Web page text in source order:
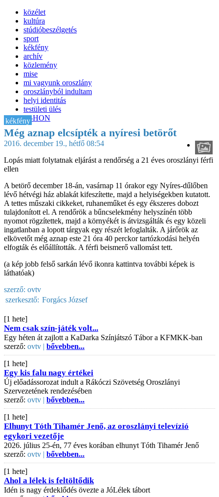
közélet
kultúra
stúdióbeszélgetés
sport
kékfény
archív
közlemény
mise
mi vagyunk oroszlány
oroszlányból indultam
helyi identitás
testületi ülés
IT-HON
kékfény
Még aznap elcsípték a nyíresi betörőt
2016. december 19., hétfő 08:54
Lopás miatt folytatnak eljárást a rendőrség a 21 éves oroszlányi férfi
ellen
A betörő december 18-án, vasárnap 11 órakor egy Nyíres-dűlőben
lévő hétvégi ház ablakát kifeszítette, majd a helyiségekben kutatott.
A tettes műszaki cikkeket, ruhaneműket és egy ékszeres dobozt
tulajdonított el. A rendőrök a bűncselekmény helyszínén több
nyomot rögzítettek, majd a környékét is átvizsgálták és egy közeli
ingatlanban a lopott tárgyak egy részét lefoglalták. A járőrök az
elkövetőt még aznap este 21 óra 40 perckor tartózkodási helyén
elfogták és előállították. A férfi beismerő vallomást tett.
(a kép jobb felső sarkán lévő ikonra kattintva további képek is
láthatóak)
szerző: ovtv
szerkesztő: Forgács József
[1 hete]
Nem csak szín-játék volt...
Egy héten át zajlott a KaDarka Színjátszó Tábor a KFMKK-ban
szerző: ovtv | bővebben...
[1 hete]
Egy kis falu nagy értékei
Új előadássorozat indult a Rákóczi Szövetség Oroszlányi
Szervezetének rendezésében
szerző: ovtv | bővebben...
[1 hete]
Elhunyt Tóth Tihamér Jenő, az oroszlányi televízió
egykori vezetője
2026. július 25-én, 77 éves korában elhunyt Tóth Tihamér Jenő
szerző: ovtv | bővebben...
[1 hete]
Ahol a lélek is feltöltődik
Idén is nagy érdeklődés övezte a JóLélek tábort